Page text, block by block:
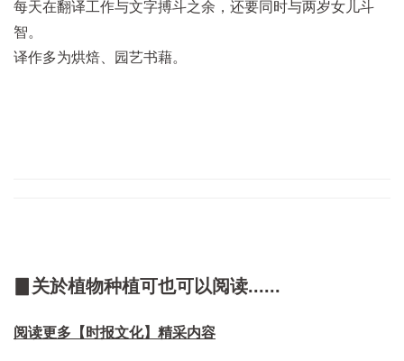
每天在翻译工作与文字搏斗之余，还要同时与两岁女儿斗
智。
译作多为烘焙、园艺书藉。
▊关於植物种植可也可以阅读......
阅读更多【时报文化】精采内容